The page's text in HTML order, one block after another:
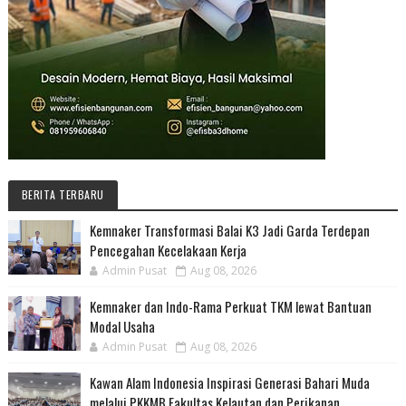
BERITA TERBARU
Kemnaker Transformasi Balai K3 Jadi Garda Terdepan
Pencegahan Kecelakaan Kerja
Admin Pusat Aug 08, 2026
Kemnaker dan Indo-Rama Perkuat TKM lewat Bantuan
Modal Usaha
Admin Pusat Aug 08, 2026
Kawan Alam Indonesia Inspirasi Generasi Bahari Muda